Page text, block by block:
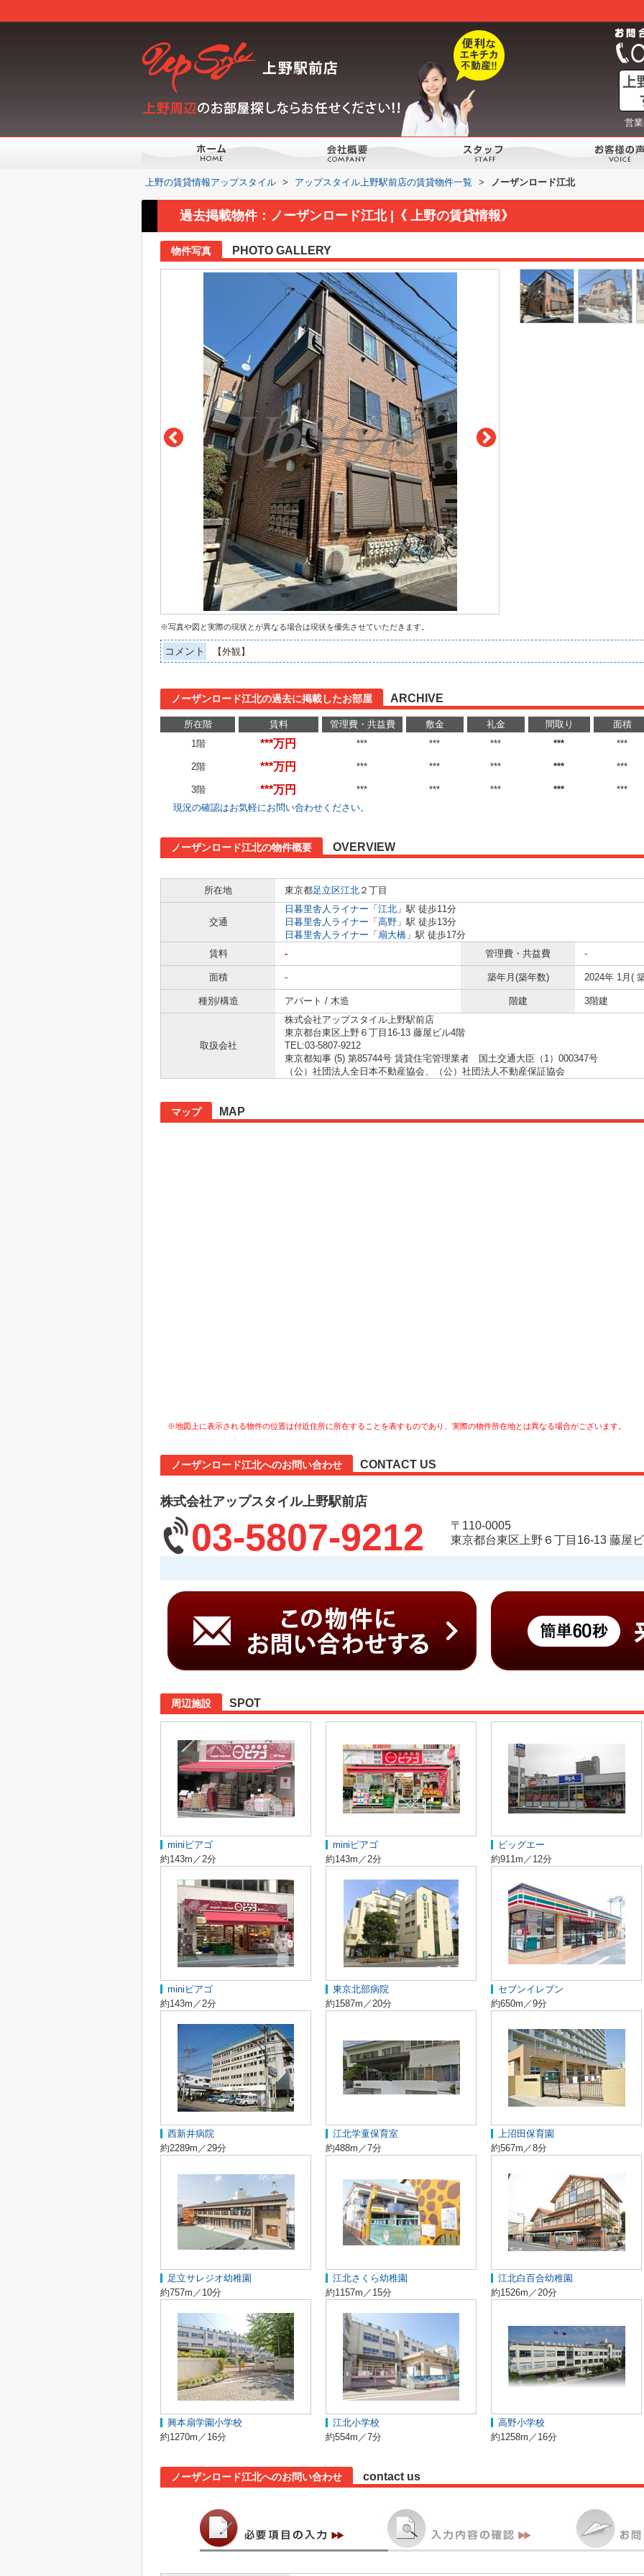
営
上野の賃貸情報アップスタイル > アップスタイル上野駅前店の賃貸物件一覧 > ノーザンロード江北
過去掲載物件：ノーザンロード江北 |《 上野の賃貸情報》
物件写真 PHOTO GALLERY
※写真や図と実際の現状とが異なる場合は現状を優先させていただきます。
コメント 【外観】
ノーザンロード江北の過去に掲載したお部屋 ARCHIVE
所在階 賃料 管理費・共益費 敷金 礼金 間取り 面積
1階
***万円 *** *** *** *** ***
2階 ***万円 *** *** *** *** ***
3階 ***万円 *** *** *** *** ***
現況の確認はお気軽にお問い合わせください。
ノーザンロード江北の物件概要 OVERVIEW
所在地
東京都足立区江北 ２丁目
交通
日暮里舎人ライナー 「 江北 」駅 徒歩11分
日暮里舎人ライナー 「 高野 」駅 徒歩13分
日暮里舎人ライナー 「 扇大橋 」駅 徒歩17分
賃料
- 管理費・共益費 -
面積 - 築年月(築年数) 2024年 1月(
種別/構造 アパート / 木造 階建 3階建
取扱会社
株式会社アップスタイル上野駅前店
東京都台東区上野６丁目16-13 藤屋ビル4階
TEL:03-5807-9212
東京都知事 (5) 第85744号 賃貸住宅管理業者 国土交通大臣（1）000347号
（公）社団法人全日本不動産協会、（公）社団法人不動産保証協会
マップ MAP
※地図上に表示される物件の位置は付近住所に所在することを表すものであり、実際の物件所在地とは異なる場合がございます。
ノーザンロード江北へのお問い合わせ CONTACT US
株式会社アップスタイル上野駅前店
03-5807-9212
〒110-0005
東京都台東区上野６丁目16-13 藤屋
周辺施設 SPOT
miniピアゴ
約143m／2分
miniピアゴ
約143m／2分
ビッグエー
約911m／12分
miniピアゴ
約143m／2分
東京北部病院
約1587m／20分
セブンイレブン
約650m／9分
西新井病院
約2289m／29分
江北学童保育室
約488m／7分
上沼田保育園
約567m／8分
足立サレジオ幼稚園
約757m／10分
江北さくら幼稚園
約1157m／15分
江北白百合幼稚園
約1526m／20分
興本扇学園小学校
約1270m／16分
江北小学校
約554m／7分
高野小学校
約1258m／16分
ノーザンロード江北へのお問い合わせ contact us